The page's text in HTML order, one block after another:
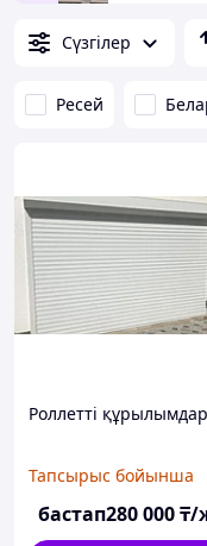
Сүзгілер
Ресей
Роллетті құрылымдар
Тапсырыс бойынша
бастап280 000₸/